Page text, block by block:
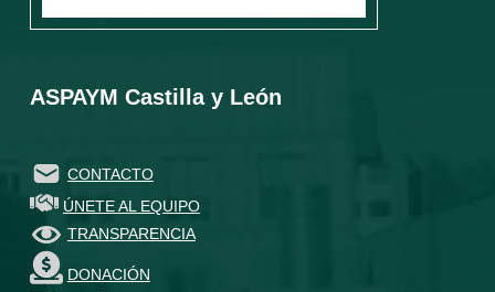
ASPAYM Castilla y León
CONTACTO
ÚNETE AL EQUIPO
TRANSPARENCIA
DONACIÓN